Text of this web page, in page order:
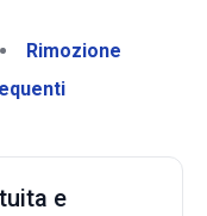
Rimozione
e